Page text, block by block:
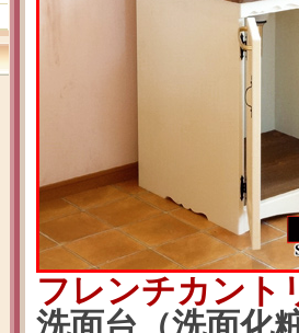
フレンチカント